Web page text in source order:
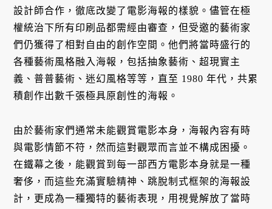
設計師合作，徹底改變了電影海報的樣貌。儘管在極
權統治下所有印刷品都需經由審查，但受邀的藝術家
們仍獲得了相對自由的創作空間。他們將當時盛行的
各種藝術風格融入海報，包括抽象藝術、超現實主
義、普普藝術、迷幻風格等等，直至 1980 年代，共累
積創作出數千張極具原創性的海報。
由於藝術家們通常未能觀賞電影本身，海報內容有時
與電影情節不符，然而這對觀眾而言並不構成困擾。
在鐵幕之後，能觀賞到每一部西方電影本身就是一種
奢侈，而這些充滿實驗精神、跳脫制式框架的海報設
計，更成為一種獨特的藝術表現，用視覺解放了當時